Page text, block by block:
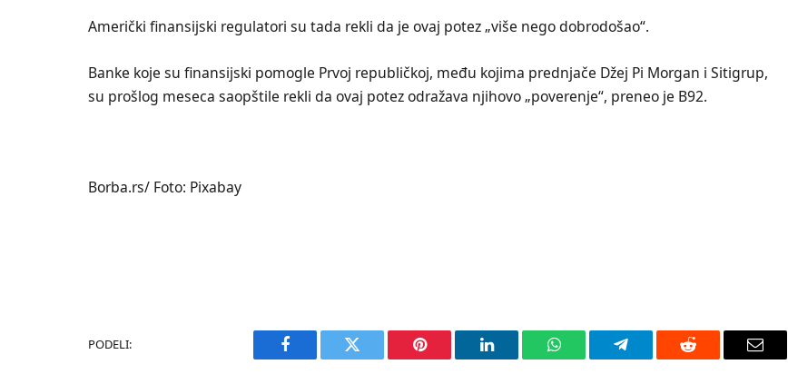
Američki finansijski regulatori su tada rekli da je ovaj potez „više nego dobrodošao“.
Banke koje su finansijski pomogle Prvoj republičkoj, među kojima prednjače Džej Pi Morgan i Sitigrup,
su prošlog meseca saopštile rekli da ovaj potez odražava njihovo „poverenje“, preneo je B92.
Borba.rs/ Foto: Pixabay
PODELI:
Facebook Twitter Pinterest LinkedIn WhatsAppTelegram Reddit Email